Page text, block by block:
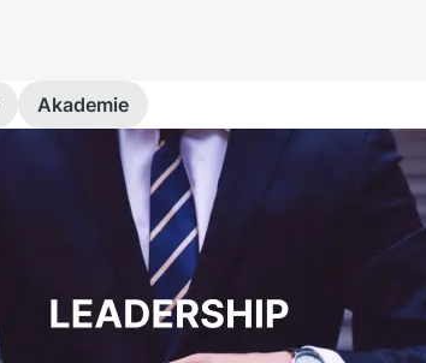
Akademie